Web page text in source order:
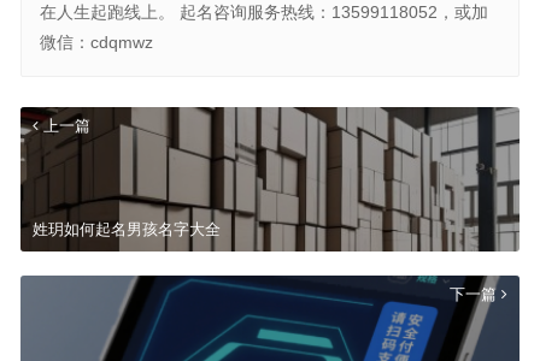
在人生起跑线上。 起名咨询服务热线：13599118052，或加
微信：cdqmwz
上一篇
姓玥如何起名男孩名字大全
下一篇